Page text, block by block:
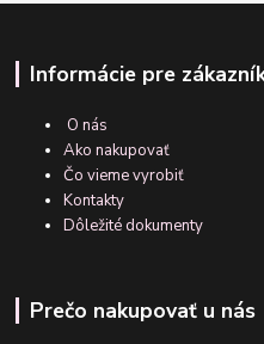
Informácie pre
O nás
Ako nakupovať
Čo vieme vyrobiť
Kontakty
Dôležité dokumenty
Prečo nakupovať u nás